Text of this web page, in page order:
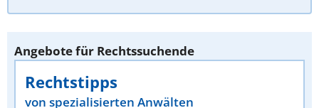
Angebote für Rechtssuchende
Rechtstipps
von spezialisierten Anwälten